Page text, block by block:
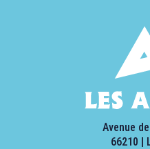
Avenue
66210 |